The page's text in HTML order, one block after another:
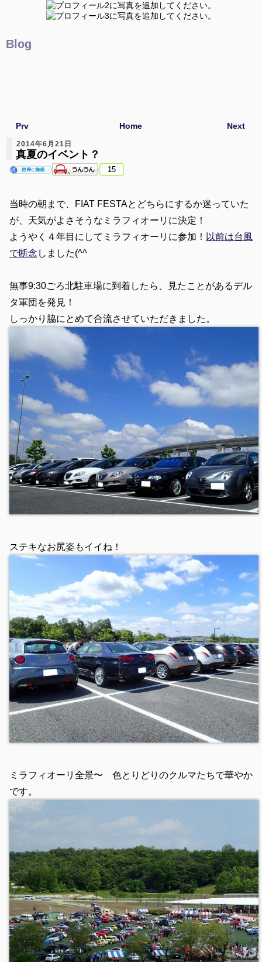
Blog
Next
Prv Home
2014年6月21日
真夏のイベント？
15
当時の朝まで、FIAT FESTAとどちらにするか迷っていた
が、天気がよさそうなミラフィオーリに決定！
ようやく４年目にしてミラフィオーリに参加！ 以前は台風
で断念 しました(^^ゞ
無事9:30ごろ北駐車場に到着したら、見たことがあるデル
タ軍団を発見！
しっかり脇にとめて合流させていただきました。
ステキなお尻姿もイイね！
ミラフィオーリ全景〜 色とりどりのクルマたちで華やか
です。